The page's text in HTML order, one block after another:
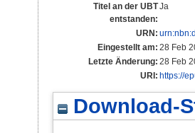
Titel an der UBT
entstanden:
Ja
URN:
Eingestellt am: 28 Feb
Letzte Änderung: 28 Feb
URI: https://
Download-